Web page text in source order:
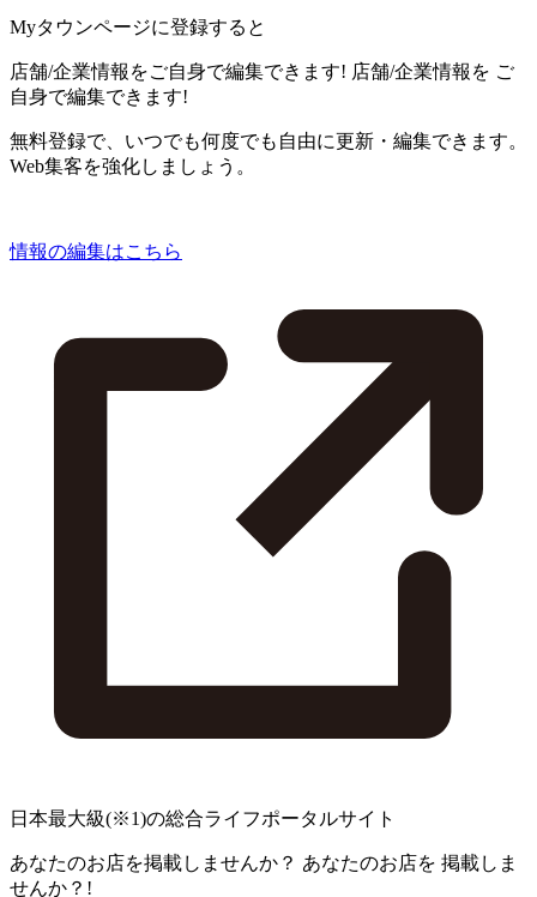
Myタウンページに登録すると
店舗/企業情報をご自身で編集できます! 店舗/企業情報を ご
自身で編集できます!
無料登録で、いつでも何度でも自由に更新・編集できます。
Web集客を強化しましょう。
情報の編集はこちら
日本最大級(※1)の総合ライフポータルサイト
あなたのお店を掲載しませんか？ あなたのお店を 掲載しま
せんか？!